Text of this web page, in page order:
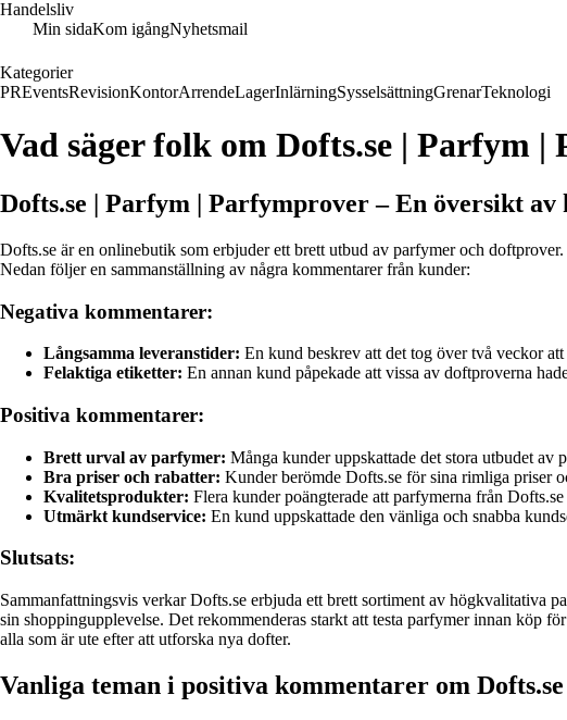
Handelsliv
Min sidaKom igångNyhetsmail
Kategorier
PREventsRevisionKontorArrendeLagerInlärningSysselsättningGrenarTeknologi
Vad säger folk om Dofts.se | Parfym
Dofts.se | Parfym | Parfymprover – En översikt av
Dofts.se är en onlinebutik som erbjuder ett brett utbud av parfymer och
Nedan följer en sammanställning av några kommentarer från kunder:
Negativa kommentarer:
Långsamma leveranstider: En kund beskrev att det tog över två veckor
Felaktiga etiketter: En annan kund påpekade att vissa av doftproverna
Positiva kommentarer:
Brett urval av parfymer: Många kunder uppskattade det stora utbudet av
Bra priser och rabatter: Kunder berömde Dofts.se för sina rimliga priser
Kvalitetsprodukter: Flera kunder poängterade att parfymerna från
Utmärkt kundservice: En kund uppskattade den vänliga och snabba
Slutsats:
Sammanfattningsvis verkar Dofts.se erbjuda ett brett sortiment av högkvalitativa
sin shoppingupplevelse. Det rekommenderas starkt att testa parfymer innan köp
alla som är ute efter att utforska nya dofter.
Vanliga teman i positiva kommentarer om Dofts.se